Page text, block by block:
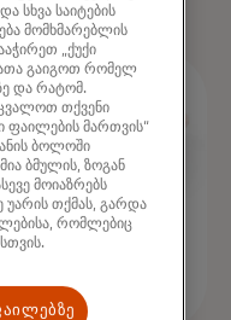
სხვა საიტების
მომხმარებლის
„ქუქი
გაიგოთ რომელ
და რატომ.
თქვენი
ფაილების მართვის“
ბოლოში
ბმულის, ზოგან
მოიაზრებს
უარის თქმას, გარდა
რომლებიც